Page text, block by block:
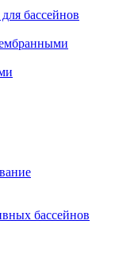
бассейнов
бассейнов